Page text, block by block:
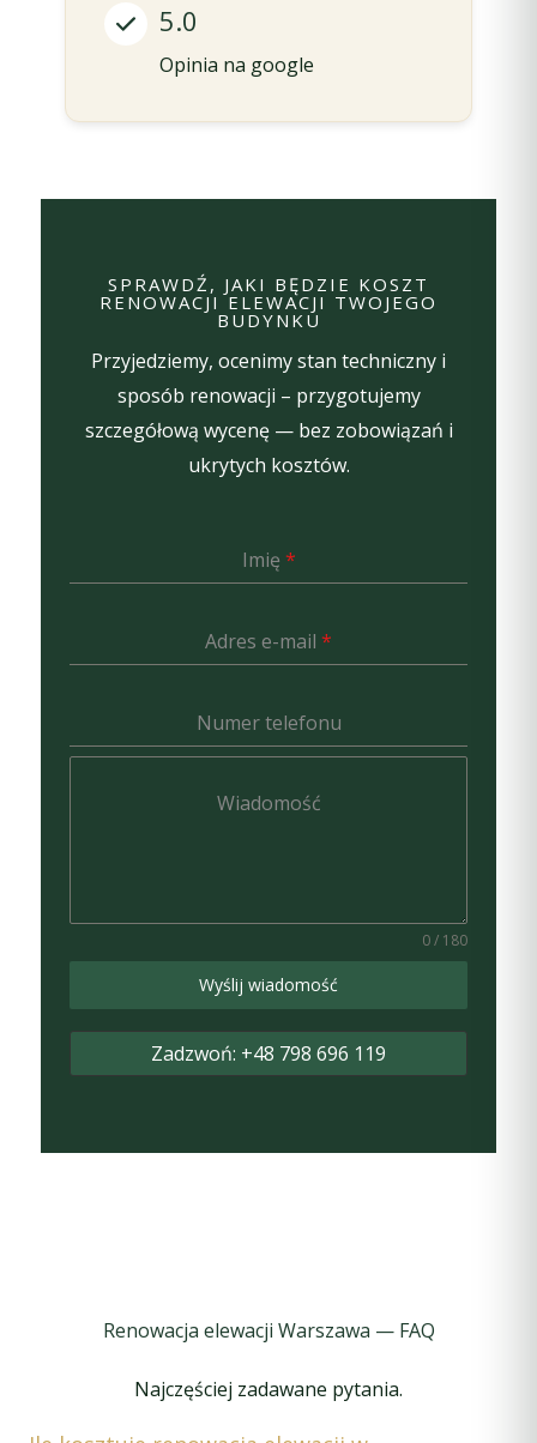
5.0
Opinia na google
SPRAWDŹ, JAKI BĘDZIE KOSZT
RENOWACJI ELEWACJI TWOJEGO
BUDYNKU
Przyjedziemy, ocenimy stan techniczny i
sposób renowacji – przygotujemy
szczegółową wycenę — bez zobowiązań i
ukrytych kosztów.
Imię *
Adres e-mail *
Numer telefonu
Wiadomość
0 / 180
Wyślij wiadomość
Zadzwoń: +48 798 696 119
Renowacja elewacji Warszawa — FAQ
Najczęściej zadawane pytania.